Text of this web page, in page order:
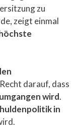
zu
zeigt einmal
darauf, dass
wird.
in